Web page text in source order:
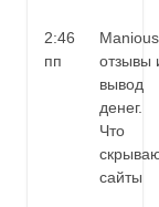
2:46
пп
Manious
отзывы
вывод
денег.
Что
сайты